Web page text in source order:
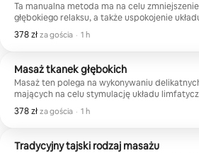
Ta manualna metoda ma na celu
głębokiego relaksu, a także uspokojenie
delikatne techniki uciskowe i harmonijne
mięśnie i poprawić ogólne samopoczucie, a
378 zł za gościa
378 zł za gościa
, · 1 h
Masaż tkanek głębokich
Masaż ten polega na wykonywaniu
mających na celu stymulację układu
rytmiczny ucisk jest wywierany na określone
nadmiar płynów i zoptymalizować krążenie
378 zł za gościa
378 zł za gościa
, · 1 h
Tradycyjny tajski rodzaj masażu